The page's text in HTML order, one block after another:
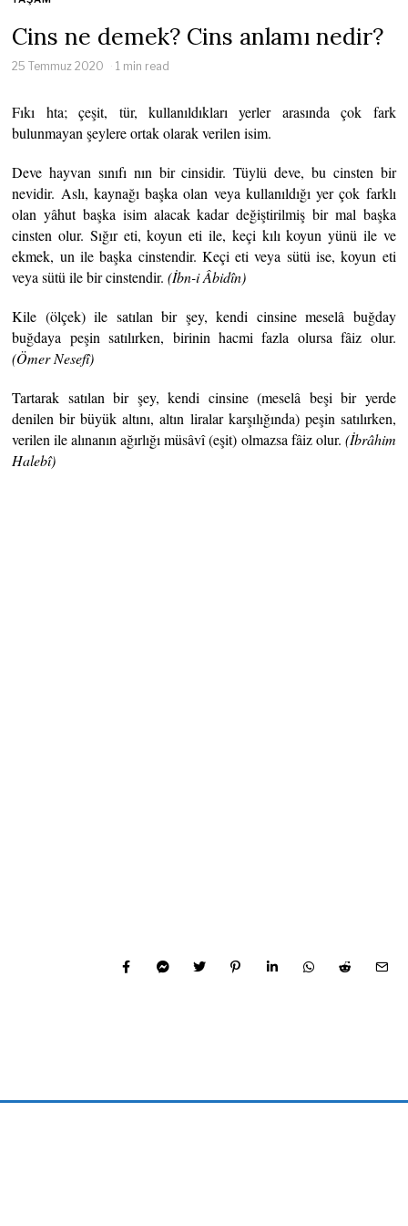
Cins ne demek? Cins anlamı nedir?
25 Temmuz 2020 1 min read
Fıkı hta; çeşit, tür, kullanıldıkları yerler arasında çok fark
bulunmayan şeylere ortak olarak verilen isim.
Deve hayvan sınıfı nın bir cinsidir. Tüylü deve, bu cinsten bir
nevidir. Aslı, kaynağı başka olan veya kullanıldığı yer çok farklı
olan yâhut başka isim alacak kadar değiştirilmiş bir mal başka
cinsten olur. Sığır eti, koyun eti ile, keçi kılı koyun yünü ile ve
ekmek, un ile başka cinstendir. Keçi eti veya sütü ise, koyun eti
veya sütü ile bir cinstendir.(İbn-i Âbidîn)
Kile (ölçek) ile satılan bir şey, kendi cinsine meselâ buğday
buğdaya peşin satılırken, birinin hacmi fazla olursa fâiz olur.
(Ömer Nesefî)
Tartarak satılan bir şey, kendi cinsine (meselâ beşi bir yerde
denilen bir büyük altını, altın liralar karşılığında) peşin satılırken,
verilen ile alınanın ağırlığı müsâvî (eşit) olmazsa fâiz olur. (İbrâhim
Halebî)